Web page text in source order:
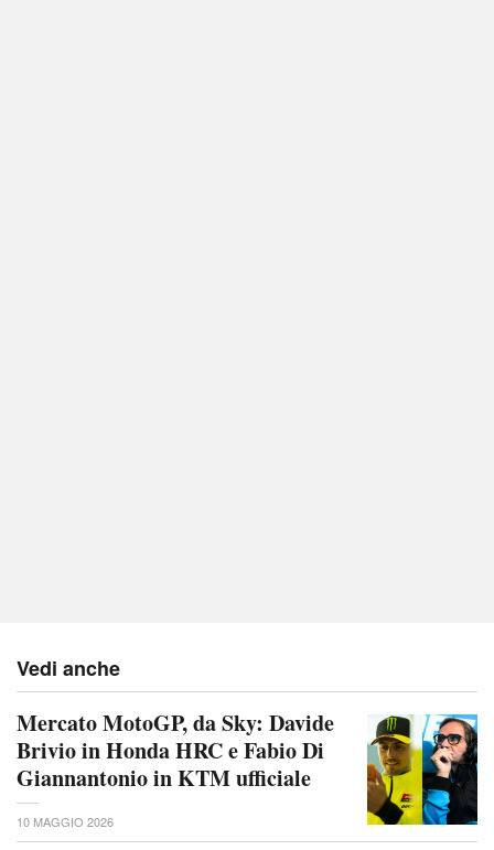
Vedi anche
Mercato MotoGP, da Sky: Davide
Brivio in Honda HRC e Fabio Di
Giannantonio in KTM ufficiale
10 MAGGIO 2026